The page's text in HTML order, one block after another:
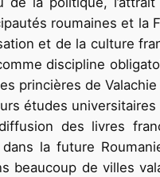
roumaines et la
et de la culture
discipline
princières de
études
des livres
la future
beaucoup de villes